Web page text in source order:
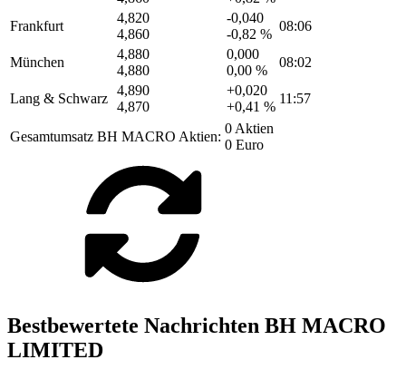
Frankfurt
4,820
4,860
-0,040
-0,82 %
08:06
München
4,880
4,880
0,000
0,00 %
08:02
Lang & Schwarz
4,890
4,870
+0,020
+0,41 %
11:57
Gesamtumsatz BH MACRO Aktien:
0 Aktien
0 Euro
Bestbewertete Nachrichten BH MACRO
LIMITED